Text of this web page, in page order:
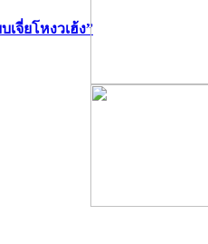
จี่ยโหงวเฮ้ง”